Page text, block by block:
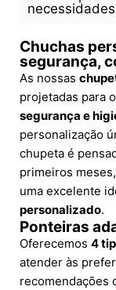
Chuchas
segurança,
As nossas
projetadas para
segurança e
personalização
chupeta é
primeiros
uma excelente
personalizado.
Ponteiras
Oferecemos 4
atender às
recomendações